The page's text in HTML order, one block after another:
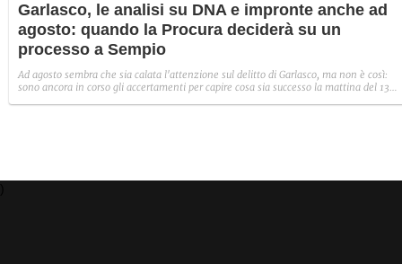
Garlasco, le analisi su DNA e impronte anche ad
agosto: quando la Procura deciderà su un
processo a Sempio
Ad agosto sembra che sia calata l'attenzione sul delitto di Garlasco, ma non è così:
sono ancora in corso gli accertamenti per capire cosa sia successo la mattina del 13